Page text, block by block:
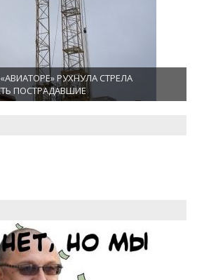
РУХНУЛА СТРЕЛА
ПОСТРАДАВШИЕ